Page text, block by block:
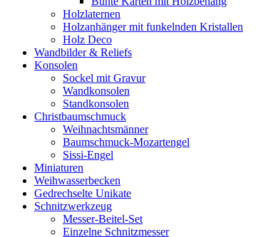
Holzlaternen
Holzanhänger mit funkelnden Kristallen
Holz Deco
Wandbilder & Reliefs
Konsolen
Sockel mit Gravur
Wandkonsolen
Standkonsolen
Christbaumschmuck
Weihnachtsmänner
Baumschmuck-Mozartengel
Sissi-Engel
Miniaturen
Weihwasserbecken
Gedrechselte Unikate
Schnitzwerkzeug
Messer-Beitel-Set
Einzelne Schnitzmesser